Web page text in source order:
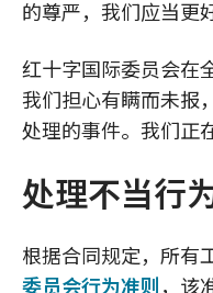
的尊严，我们应当更
红十字国际委员会在
我们担心有瞒而未报
处理的事件。我们正
处理不当行
根据合同规定，所有
委员会行为准则，该